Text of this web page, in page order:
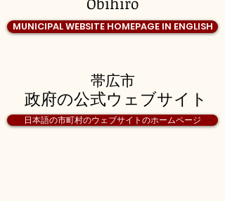
MUNICIPAL WEBSITE HOMEPAGE IN ENGLISH
帯広市
日本語の市町村のウェブサイトのホームページ
政府の公式ウェブサイト